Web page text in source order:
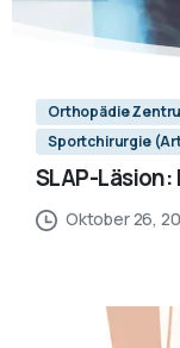
Orthopädie
Sportchirurgie
SLAP-
Oktober 26,